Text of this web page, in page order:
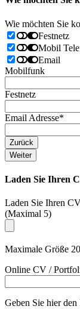
Wie möchten Sie
Festnetz
Mobil
Email
Mobilfunk
Festnetz
Email Adresse*
Zurück
Weiter
Laden Sie Ihren
Laden Sie Ihren
(Maximal 5)
Maximale Größe
Online CV /
Geben Sie hier